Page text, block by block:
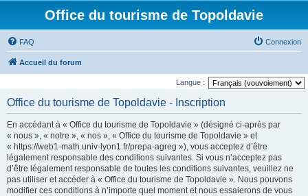
Office du tourisme de Topoldavie
FAQ Connexion
Accueil du forum
Langue :
Office du tourisme de Topoldavie - Inscription
En accédant à « Office du tourisme de Topoldavie » (désigné ci-après par
« nous », « notre », « nos », « Office du tourisme de Topoldavie » et
« https://web1-math.univ-lyon1.fr/prepa-agreg »), vous acceptez d’être
légalement responsable des conditions suivantes. Si vous n’acceptez pas
d’être légalement responsable de toutes les conditions suivantes, veuillez ne
pas utiliser et accéder à « Office du tourisme de Topoldavie ». Nous pouvons
modifier ces conditions à n’importe quel moment et nous essaierons de vous